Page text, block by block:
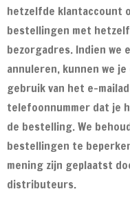
hetzelfde klantaccount
bestellingen met
bezorgadres. Indien we
annuleren, kunnen we
gebruik van het e-
telefoonnummer dat je
de bestelling. We
bestellingen te
mening zijn geplaatst
distributeurs.